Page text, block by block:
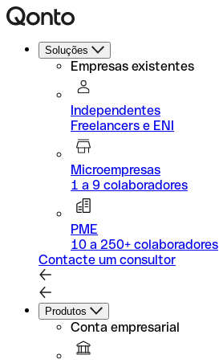
Soluções
Empresas existentes
Independentes
Freelancers e ENI
Microempresas
1 a 9 colaboradores
PME
10 a 250+ colaboradores
Contacte um consultor
Produtos
Conta empresarial